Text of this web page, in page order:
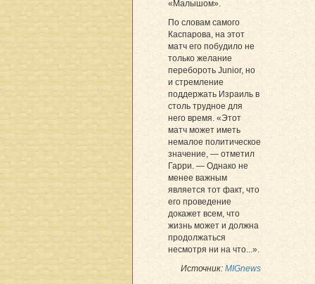
«Малышом».
По словам самого
Каспарова, на этот
матч его побудило не
только желание
перебороть Junior, но
и стремление
поддержать Израиль в
столь трудное для
него время. «Этот
матч может иметь
немалое политическое
значение, — отметил
Гарри. — Однако не
менее важным
является тот факт, что
его проведение
докажет всем, что
жизнь может и должна
продолжаться
несмотря ни на что...».
Источник: MIGnews